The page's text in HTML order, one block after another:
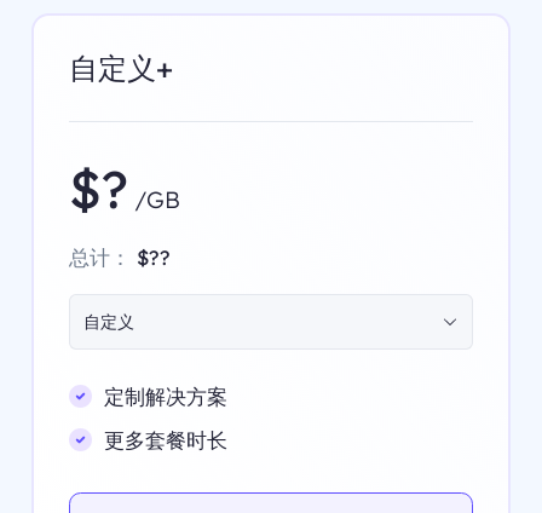
自定义+
$? /GB
总计： $??
自定义
定制解决方案
更多套餐时长